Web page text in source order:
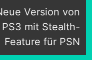
Version von
mit Stealth-
Feature für PSN